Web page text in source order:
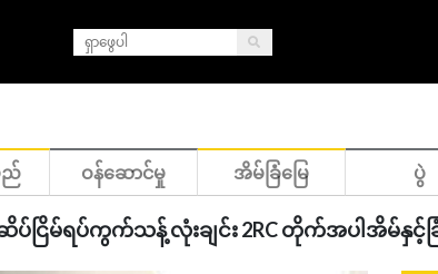
ည် ဝန်ဆောင်မှု အိမ်ခြံမြေ ပွဲ
ပ်ငြိမ်ရပ်ကွက်သန့် လုံးချင်း 2RC တိုက်အပါအိမ်နှင့်ခ